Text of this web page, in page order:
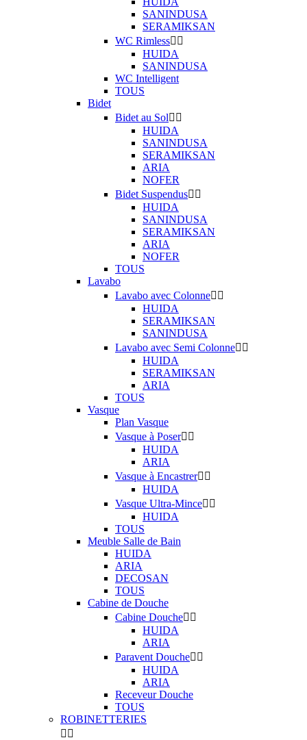
SANINDUSA
SERAMIKSAN
WC Rimless 
HUIDA
SANINDUSA
WC Intelligent
TOUS
Bidet
Bidet au Sol 
HUIDA
SANINDUSA
SERAMIKSAN
ARIA
NOFER
Bidet Suspendus 
HUIDA
SANINDUSA
SERAMIKSAN
ARIA
NOFER
TOUS
Lavabo
Lavabo avec Colonne 
HUIDA
SERAMIKSAN
SANINDUSA
Lavabo avec Semi Colonne 
HUIDA
SERAMIKSAN
ARIA
TOUS
Vasque
Plan Vasque
Vasque à Poser 
HUIDA
ARIA
Vasque à Encastrer 
HUIDA
Vasque Ultra-Mince 
HUIDA
TOUS
Meuble Salle de Bain
HUIDA
ARIA
DECOSAN
TOUS
Cabine de Douche
Cabine Douche 
HUIDA
ARIA
Paravent Douche 
HUIDA
ARIA
Receveur Douche
TOUS
ROBINETTERIES
 